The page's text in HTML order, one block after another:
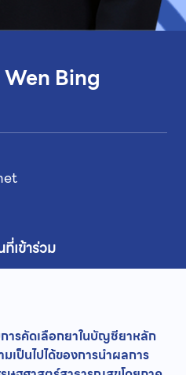
Bing
เข้าร่วม
ารคัดเลือกยาในบัญชียาหลัก
ป็นไปได้ของการนำผลการ